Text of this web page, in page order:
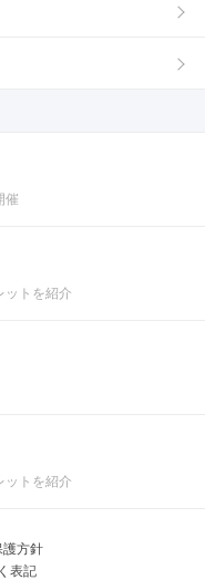
催
ットを紹介
ットを紹介
護方針
表記